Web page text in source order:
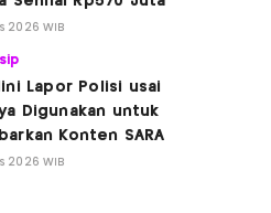
2026 WIB
Lapor Polisi usai
Digunakan untuk
Konten SARA
2026 WIB